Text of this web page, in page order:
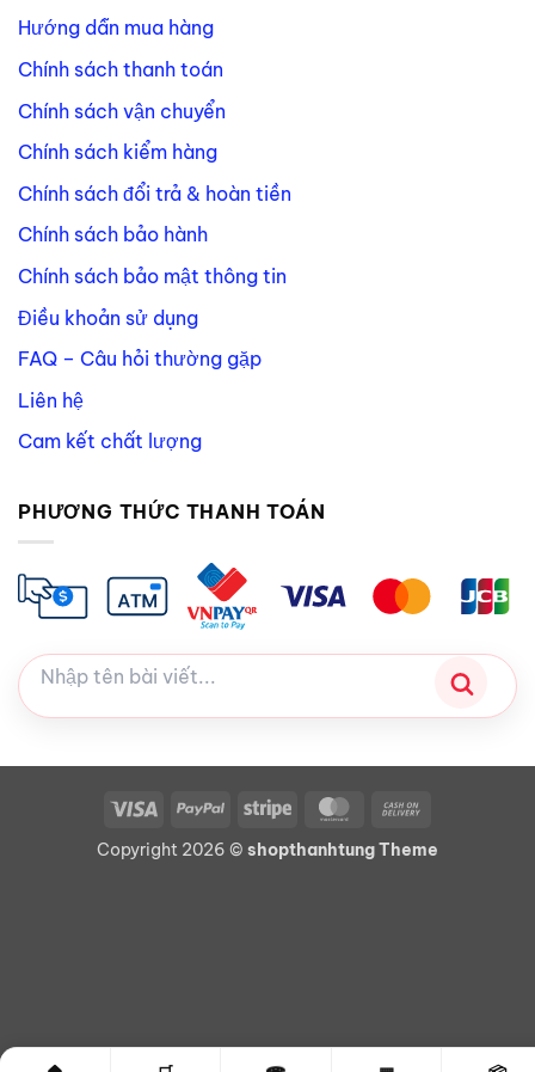
Hướng dẫn mua hàng
Chính sách thanh toán
Chính sách vận chuyển
Chính sách kiểm hàng
Chính sách đổi trả & hoàn tiền
Chính sách bảo hành
Chính sách bảo mật thông tin
Điều khoản sử dụng
FAQ – Câu hỏi thường gặp
Liên hệ
Cam kết chất lượng
PHƯƠNG THỨC THANH TOÁN
Visa PayPal Stripe MasterCard
Delivery
Copyright 2026 © shopthanhtung Theme